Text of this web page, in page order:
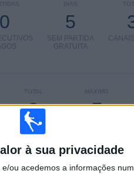
à sua privacidade
ou acedemos a informações
DIAS
5
SEM PARTIDA
GRATUITA
0
MÁXIMO
7
TOTAL
3
COMPETIÇÕES